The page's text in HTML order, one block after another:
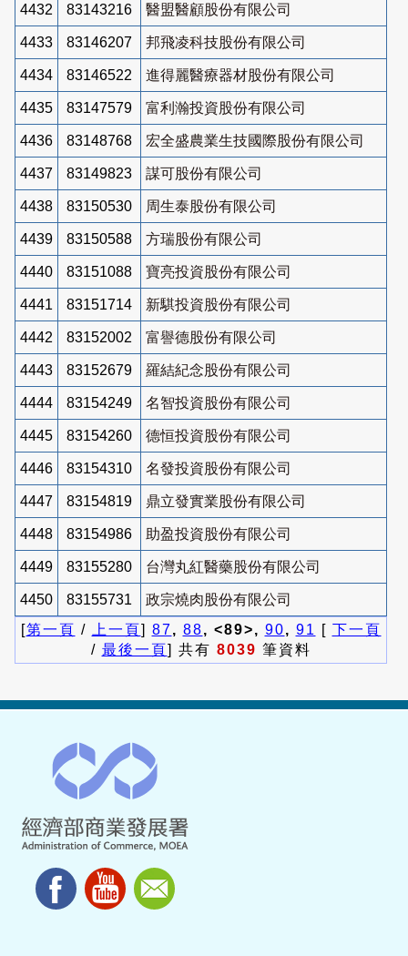
4432 83143216 醫盟醫顧股份有限公司
4433 83146207 邦飛凌科技股份有限公司
4434 83146522 進得麗醫療器材股份有限公司
4435 83147579 富利瀚投資股份有限公司
4436 83148768 宏全盛農業生技國際股份有限公司
4437 83149823 謀可股份有限公司
4438 83150530 周生泰股份有限公司
4439 83150588 方瑞股份有限公司
4440 83151088 寶亮投資股份有限公司
4441 83151714 新騏投資股份有限公司
4442 83152002 富譽德股份有限公司
4443 83152679 羅結紀念股份有限公司
4444 83154249 名智投資股份有限公司
4445 83154260 德恒投資股份有限公司
4446 83154310 名發投資股份有限公司
4447 83154819 鼎立發實業股份有限公司
4448 83154986 助盈投資股份有限公司
4449 83155280 台灣丸紅醫藥股份有限公司
4450 83155731
政宗燒肉股份有限公司
[第一頁 / 上一頁] 87, 88, <89>, 90, 91 [ 下一頁
/ 最後一頁] 共有 8039 筆資料